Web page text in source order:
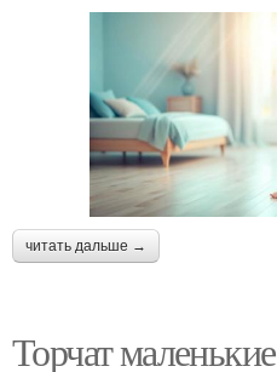
читать дальше →
Торчат